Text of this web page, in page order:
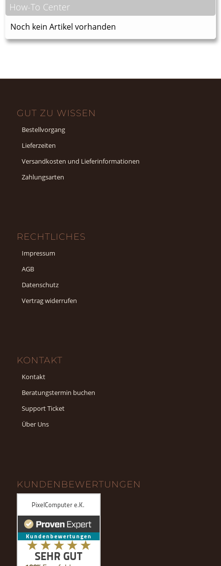
How-To Center
Noch kein Artikel vorhanden
GUT ZU WISSEN
Bestellvorgang
Lieferzeiten
Versandkosten und Lieferinformationen
Zahlungsarten
RECHTLICHES
Impressum
AGB
Datenschutz
Vertrag widerrufen
KONTAKT
Kontakt
Beratungstermin buchen
Support Ticket
Über Uns
KUNDENBEWERTUNGEN